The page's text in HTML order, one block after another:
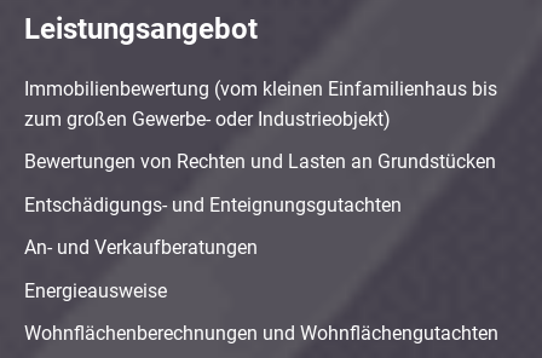
Leistungsangebot
Immobilienbewertung (vom kleinen Einfamilienhaus bis
zum großen Gewerbe- oder Industrieobjekt)
Bewertungen von Rechten und Lasten an Grundstücken
Entschädigungs- und Enteignungsgutachten
An- und Verkaufberatungen
Energieausweise
Wohnflächenberechnungen und Wohnflächengutachten